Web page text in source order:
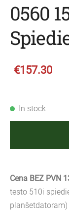
0560
€157.30
In stock
Cena BEZ PVN
testo 510i